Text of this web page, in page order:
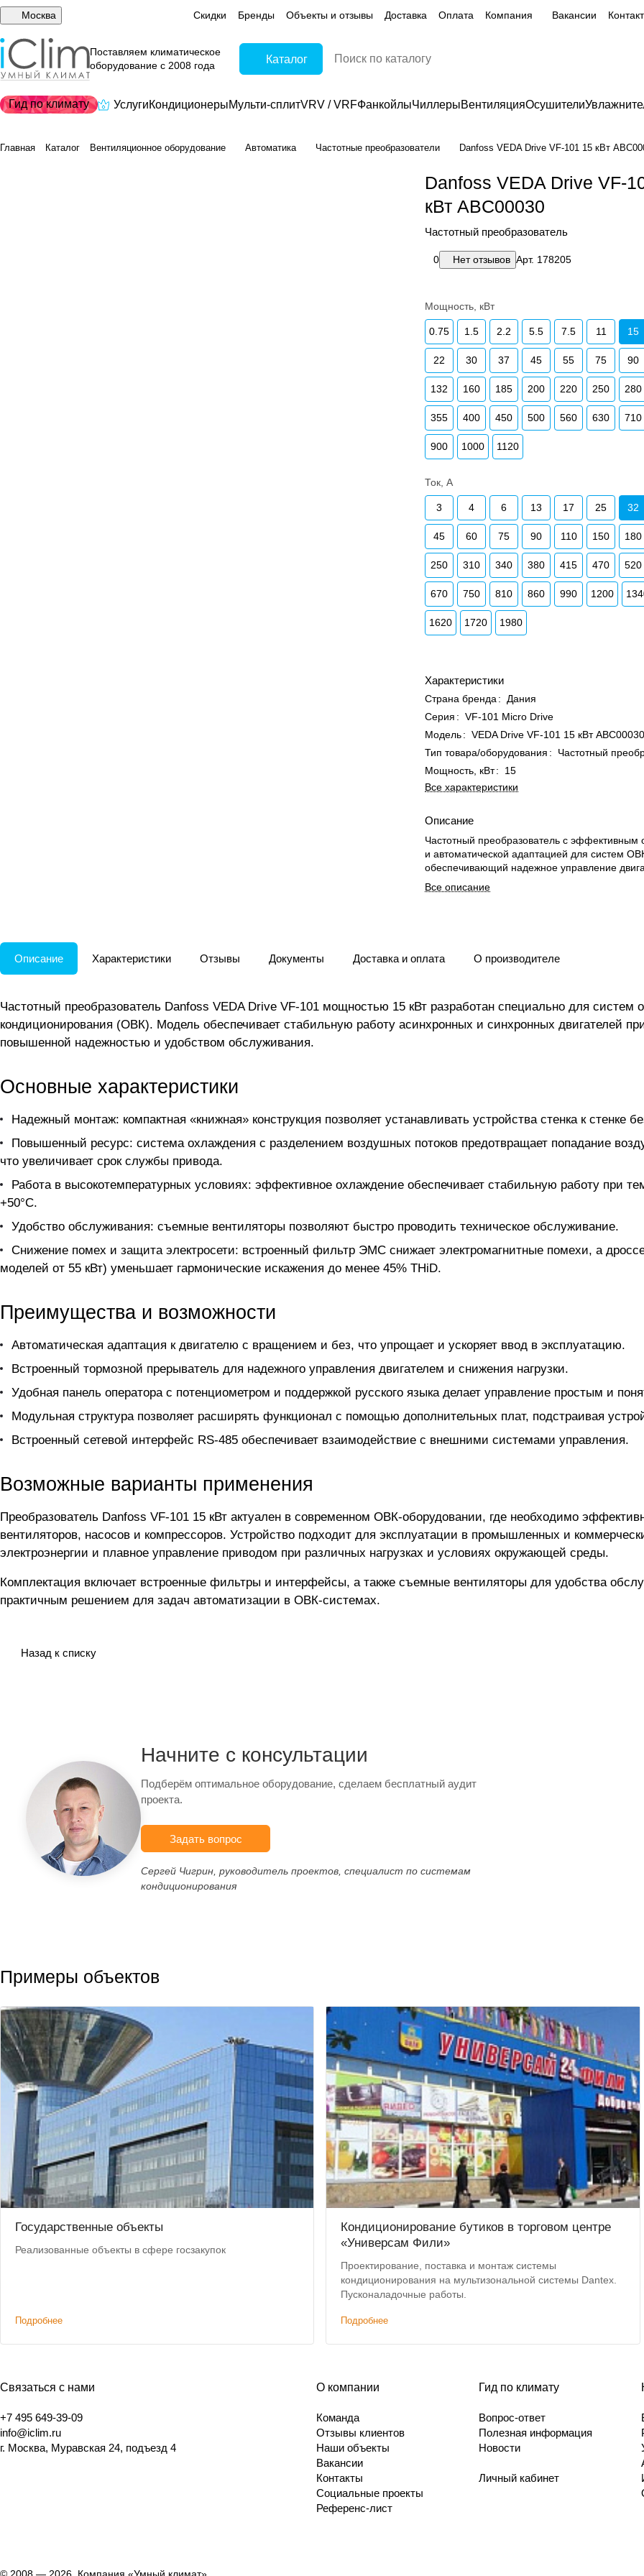
Москва Скидки Бренды Объекты и отзывы Доставка Оплата Компания Вакансии
Поставляем климатическое
оборудование с 2008 года
Каталог
Гид по климату УслугиКондиционерыМульти-сплитVRV / VRFФанкойлыЧиллерыВентиляцияОсушители
Главная Каталог Вентиляционное оборудование Автоматика Частотные преобразователи Danfoss VEDA Drive VF-101 15 кВт
Danfoss VEDA Drive VF-
кВт ABС00030
Частотный преобразователь
0 Нет отзывов Арт. 178205
Мощность, кВт
0.75 1.5 2.2 5.5 7.5 11 15
22 30 37 45 55 75 90
132 160 185 200 220 250 280
355 400 450 500 560 630 710
900 1000 1120
Ток, А
3 4 6 13 17 25 32
45 60 75 90 110 150 180
250 310 340 380 415 470 520
670 750 810 860 990 1200
1620 1720 1980
Характеристики
Страна бренда :
Дания
Серия : VF-101 Micro Drive
Модель: VEDA Drive VF-101 15 кВт ABС00030
Тип товара/оборудования :
Частотный
Мощность, кВт:
15
Все характеристики
Описание
Частотный преобразователь с эффективным
и автоматической адаптацией для систем
обеспечивающий надежное управление
Все описание
Описание Характеристики Отзывы Документы Доставка и оплата О производителе
Частотный преобразователь Danfoss VEDA Drive VF-101 мощностью 15 кВт разработан специально для систем
кондиционирования (ОВК). Модель обеспечивает стабильную работу асинхронных и синхронных двигателей
повышенной надежностью и удобством обслуживания.
Основные характеристики
Надежный монтаж: компактная «книжная» конструкция позволяет устанавливать устройства стенка к стенке
Повышенный ресурс: система охлаждения с разделением воздушных потоков предотвращает попадание
что увеличивает срок службы привода.
Работа в высокотемпературных условиях: эффективное охлаждение обеспечивает стабильную работу при
+50°C.
Удобство обслуживания: съемные вентиляторы позволяют быстро проводить техническое обслуживание.
Снижение помех и защита электросети: встроенный фильтр ЭМС снижает электромагнитные помехи, а
моделей от 55 кВт) уменьшает гармонические искажения до менее 45% THiD.
Преимущества и возможности
Автоматическая адаптация к двигателю с вращением и без, что упрощает и ускоряет ввод в эксплуатацию.
Встроенный тормозной прерыватель для надежного управления двигателем и снижения нагрузки.
Удобная панель оператора с потенциометром и поддержкой русского языка делает управление простым и
Модульная структура позволяет расширять функционал с помощью дополнительных плат, подстраивая
Встроенный сетевой интерфейс RS-485 обеспечивает взаимодействие с внешними системами управления.
Возможные варианты применения
Преобразователь Danfoss VF-101 15 кВт актуален в современном ОВК-оборудовании, где необходимо
вентиляторов, насосов и компрессоров. Устройство подходит для эксплуатации в промышленных и
электроэнергии и плавное управление приводом при различных нагрузках и условиях окружающей среды.
Комплектация включает встроенные фильтры и интерфейсы, а также съемные вентиляторы для удобства
практичным решением для задач автоматизации в ОВК-системах.
Назад к списку
Начните с консультации
Подберём оптимальное оборудование, сделаем бесплатный аудит
проекта.
Задать вопрос
Сергей Чигрин, руководитель проектов, специалист по системам
кондиционирования
Примеры объектов
Государственные объекты
Реализованные объекты в сфере госзакупок
Подробнее
Кондиционирование бутиков в торговом центре
«Универсам Фили»
Проектирование, поставка и монтаж системы
кондиционирования на мультизональной системы Dantex.
Пусконаладочные работы.
Подробнее
Связаться с нами
+7 495 649-39-09
info@iclim.ru
г. Москва, Муравская 24, подъезд 4
О компании
Команда
Отзывы клиентов
Наши объекты
Вакансии
Контакты
Социальные проекты
Референс-лист
Гид по климату
Вопрос-ответ
Полезная информация
Новости
Личный кабинет